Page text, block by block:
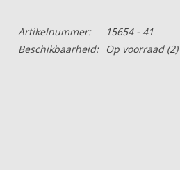
Artikelnummer:
15654 - 41
Beschikbaarheid:
Op voorraad(2)